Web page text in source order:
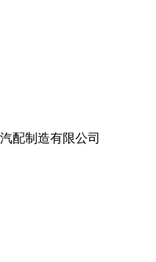
配制造有限公司